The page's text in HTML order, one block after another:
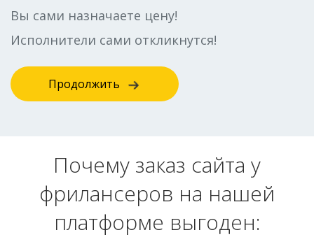
Вы сами назначаете цену!
Исполнители сами откликнутся!
Продолжить
Почему заказ сайта у
фрилансеров на нашей
платформе выгоден: